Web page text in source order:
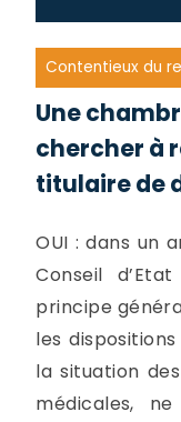
Contentieux du
Une
chercher à
titulaire de
OUI : dans un
Conseil
principe
les
la situation
médicales,